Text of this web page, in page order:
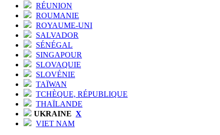
RÉUNION
ROUMANIE
ROYAUME-UNI
SALVADOR
SÉNÉGAL
SINGAPOUR
SLOVAQUIE
SLOVÉNIE
TAÏWAN
TCHÈQUE, RÉPUBLIQUE
THAÏLANDE
UKRAINE X
VIET NAM